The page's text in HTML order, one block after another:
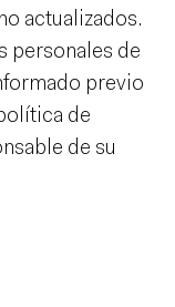
actualizados.
personales de
previo
de
de su